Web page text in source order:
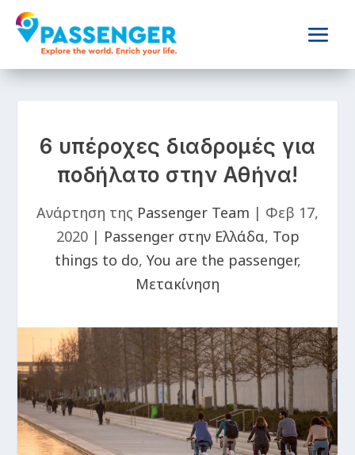
6 υπέροχες διαδρομές για
ποδήλατο στην Αθήνα!
Ανάρτηση της Passenger Team | Φεβ 17,
2020| Passenger στην Ελλάδα, Top
things to do, You are the passenger,
Μετακίνηση